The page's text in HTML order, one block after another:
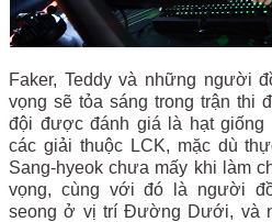
Faker, Teddy và những người
vọng sẽ tỏa sáng trong trận thi
đội được đánh giá là hạt giống
các giải thuộc LCK, mặc dù
Sang-hyeok chưa mấy khi làm
vọng, cùng với đó là người
seong ở vị trí Đường Dưới, và